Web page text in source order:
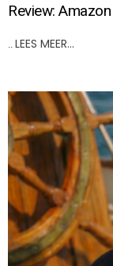
Review:
LEES MEER…